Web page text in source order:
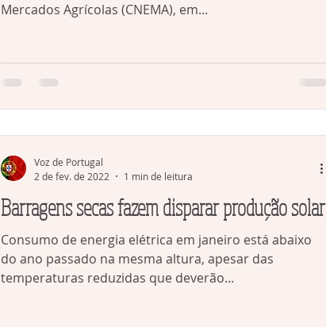
Mercados Agrícolas (CNEMA), em...
Barragens secas fazem disparar produção solar
Consumo de energia elétrica em janeiro está abaixo
do ano passado na mesma altura, apesar das
temperaturas reduzidas que deverão...
Voz de Portugal
2 de fev. de 2022
1 min de leitura